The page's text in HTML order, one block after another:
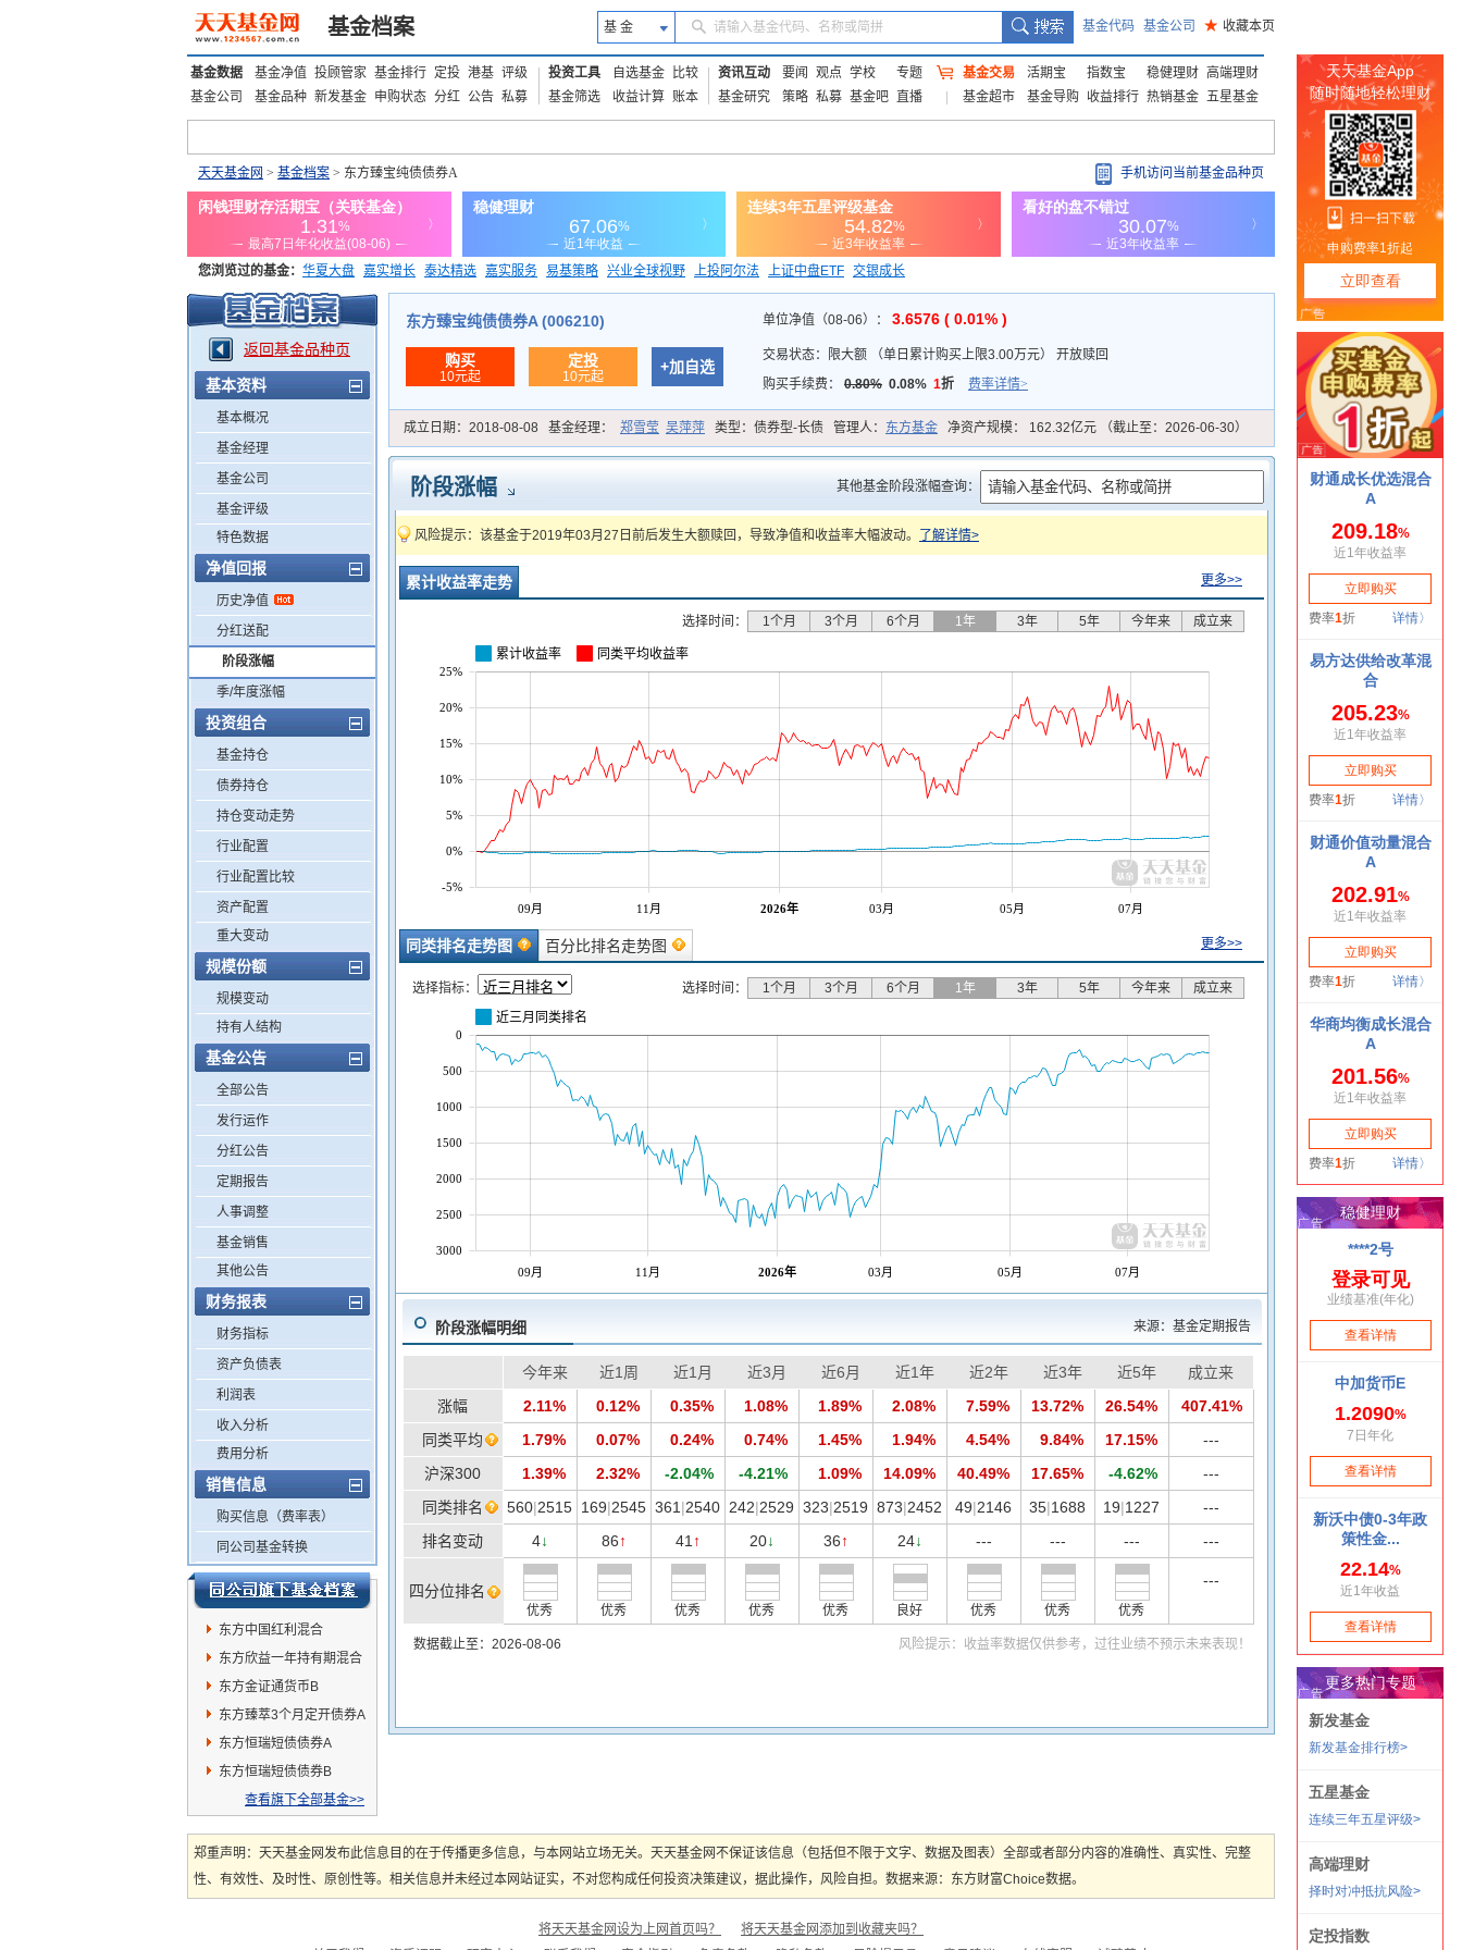
基金档案 基 金 请输入基金代码、名称或简拼 基金代码 基金公司 ★ 收藏本页
基金数据 基金净值 投顾管家 基金排行 定投 港基 评级
基金公司
基金品种 新发基金 申购状态 分红 公告 私募
投资工具 自选基金
比较
基金筛选
收益计算 账本
资讯互动 要闻 观点 学校
专题
基金研究
策略 私募 基金吧 直播
基金交易 活期宝 指数宝 稳健理财 高端理财
基金超市
基金导购 收益排行 热销基金 五星基金
天天基金网 > 基金档案 > 东方臻宝纯债债券A 手机访问当前基金品种页
您浏览过的基金： 华夏大盘 嘉实增长 泰达精选 嘉实服务 易基策略 兴业全球视野 上投阿尔法 上证中盘ETF 交银成长
添富优势 华安宏利 上证180价值ETF
返回基金品种页
基本资料
基本概况
基金经理
基金公司
基金评级
特色数据
净值回报
历史净值
分红送配
阶段涨幅
季/年度涨幅
投资组合
基金持仓
债券持仓
持仓变动走势
行业配置
行业配置比较
资产配置
重大变动
规模份额
规模变动
持有人结构
基金公告
全部公告
发行运作
分红公告
定期报告
人事调整
基金销售
其他公告
财务报表
财务指标
资产负债表
利润表
收入分析
费用分析
销售信息
购买信息（费率表）
同公司基金转换
东方中国红利混合
东方欣益一年持有期混合
A
东方金证通货币B
东方臻萃3个月定开债券A
东方恒瑞短债债券A
东方恒瑞短债债券B
查看旗下全部基金>>
东方臻宝纯债债券A (006210)
购买
10元起
定投
10元起
+加自选
单位净值（08-06）： 3.6576 ( 0.01% )
交易状态： 限大额 （单日累计购买上限3.00万元）
开放赎回
购买手续费： 0.80% 0.08% 1折 费率详情>
成立日期： 2018-08-08 基金经理： 郑雪莹 吴萍萍 类型： 债券型-长债 管理人： 东方基金 净资产规模： 162.32亿元 （截止至：2026-06-30）
阶段涨幅 其他基金阶段涨幅查询：
风险提示：该基金于2019年03月27日前后发生大额赎回，导致净值和收益率大幅波动。 了解详情>
累计收益率走势 更多>>
选择时间： 1个月 3个月 6个月 1年 3年 5年 今年来 成立来
累计收益率 同类平均收益率
09月 11月 2026年 03月 05月 07月
-5%
0%
5%
10%
15%
20%
25%
同类排名走势图 百分比排名走势图 更多>>
选择指标： 选择时间： 1个月 3个月 6个月 1年 3年 5年 今年来 成立来
近三月同类排名
09月 11月 2026年 03月 05月 07月
0
500
1000
1500
2000
2500
3000
阶段涨幅明细 来源：基金定期报告
涨幅
同类平均
沪深300
同类排名
排名变动
四分位排名
今年来
2.11%
1.79%
1.39%
560|2515
4↓
优秀
近1周
0.12%
0.07%
2.32%
169|2545
86 ↑
优秀
近1月
0.35%
0.24%
-2.04%
361 |2540
41 ↑
优秀
近3月
1.08%
0.74%
-4.21%
242|2529
20↓
优秀
近6月
1.89%
1.45%
1.09%
323|2519
36 ↑
优秀
近1年
2.08%
1.94%
14.09%
873|2452
24↓
良好
近2年
7.59%
4.54%
40.49%
49|2146
---
优秀
近3年
13.72%
9.84%
17.65%
35|1688
---
优秀
近5年
26.54%
17.15%
-4.62%
19|1227
---
优秀
成立来
407.41%
---
---
---
---
---
数据截止至：2026-08-06 风险提示：收益率数据仅供参考，过往业绩不预示未来表现！
郑重声明：天天基金网发布此信息目的在于传播更多信息，与本网站立场无关。天天基金网不保证该信息（包括但不限于文字、数据及图表）全部或者部分内容的准确性、真实性、完整
性、有效性、及时性、原创性等。相关信息并未经过本网站证实，不对您构成任何投资决策建议，据此操作，风险自担。数据来源：东方财富Choice数据。
将天天基金网设为上网首页吗？
将天天基金网添加到收藏夹吗？